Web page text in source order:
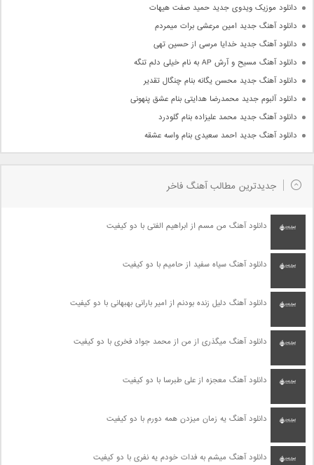
دانلود موزیک ویدوی جدید حمید صفت هیهات
دانلود آهنگ جدید امین مرعشی برات میمردم
دانلود آهنگ جدید خدایا مرسی از حسین تهی
دانلود آهنگ مسیح و آرش AP به نام خیلی دلم تنگه
دانلود آهنگ جدید محسن یگانه بنام چنگال تقدیر
دانلود آلبوم جدید محمدرضا هدایتی بنام عشق پنهونی
دانلود آهنگ جدید محمد علیزاده بنام گلودرد
دانلود آهنگ جدید احمد سعیدی بنام واسه عشقه
جدیدترین مطالب آهنگ فاخر
دانلود آهنگ من مسم از ابراهیم الفتی با دو کیفیت
دانلود آهنگ سیاه سفید از حامیم با دو کیفیت
دانلود آهنگ دلیل زنده بودنم از امیر بارانی بهبهانی با دو کیفیت
دانلود آهنگ میگذری از من از محمد جواد فخری با دو کیفیت
دانلود آهنگ معجزه از علی طبرسا با دو کیفیت
دانلود آهنگ یه زمان میزدن همه دورم با دو کیفیت
دانلود آهنگ میشم به فدات خودم یه نفری با دو کیفیت